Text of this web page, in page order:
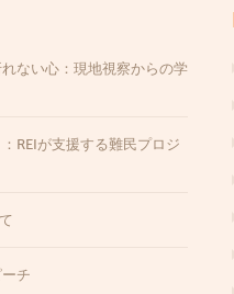
ない心：現地視察からの学
REIが支援する難民プロジ
チ